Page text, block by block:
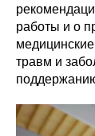
работы и о
травм и